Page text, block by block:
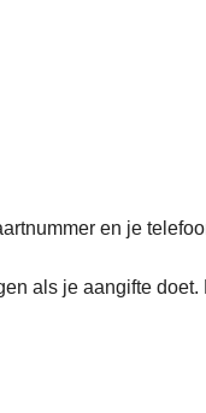
en je
als je aangifte doet.